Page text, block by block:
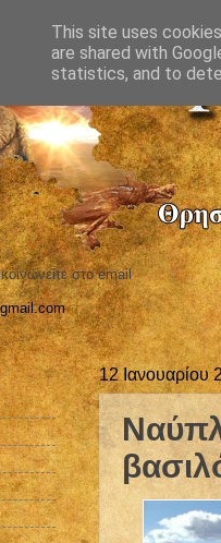
στο email
12 Ιανουαρίου
This site uses
are shared with
statistics, and to